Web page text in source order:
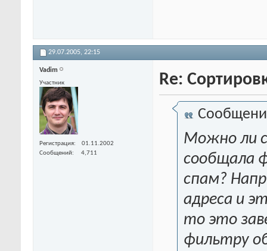
29.07.2005, 22:15
Vadim
Участник
Регистрация
01.11.2002
Сообщений
4,711
Re:
Можно ли
сообщала
спам?
адреса и
то это
фильтру